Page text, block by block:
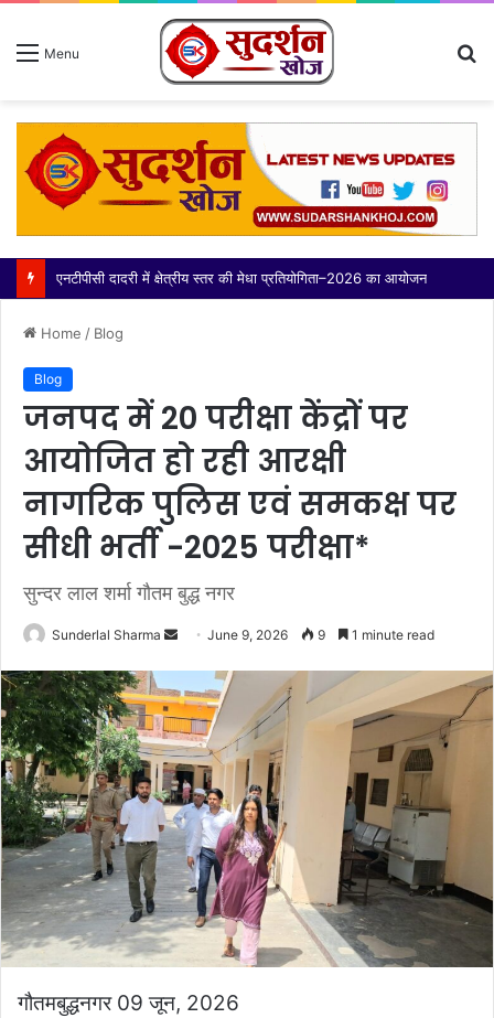
Menu
Home / Blog
Blog
जनपद में 20 परीक्षा केंद्रों पर
आयोजित हो रही आरक्षी
नागरिक पुलिस एवं समकक्ष पर
सीधी भर्ती -2025 परीक्षा*
सुन्दर लाल शर्मा गौतम बुद्ध नगर
Sunderlal Sharma
Send
email
June 9, 2026 9 1 minute read
गौतमबुद्धनगर 09 जून, 2026